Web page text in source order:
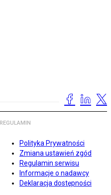
REGULAMIN
Polityka Prywatności
Zmiana ustawień zgód
Regulamin serwisu
Informacje o nadawcy
Deklaracja dostępności